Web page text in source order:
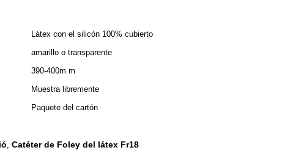
Látex con el silicón 100% cubierto
amarillo o transparente
390-400m m
Muestra libremente
Paquete del cartón
, Catéter de Foley del látex Fr18